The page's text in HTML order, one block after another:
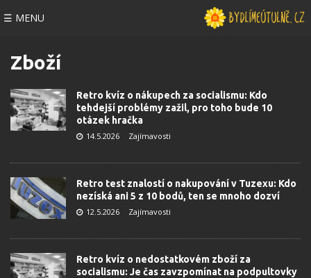
☰ MENU
Zboží
Retro kvíz o nákupech za socialismu: Kdo
tehdejší problémy zažil, pro toho bude 10
otázek hračka
14.5.2026 Zajímavosti
Retro test znalostí o nakupování v Tuzexu: Kdo
nezíská ani 5 z 10 bodů, ten se mnoho dozví
12.5.2026 Zajímavosti
Retro kvíz o nedostatkovém zboží za
socialismu: Je čas zavzpomínat na podpultovky